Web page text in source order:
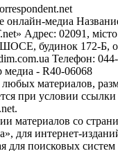
онлайн-медиа
Адрес: 02091,
будинок 172-Б,
Телефон:
медиа - R40-06068
любых материалов,
при условии ссылки
материалов со
для интернет-
для поисковых